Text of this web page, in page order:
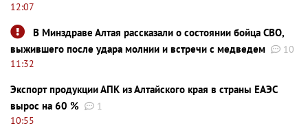
12:07
В Минздраве Алтая рассказали о состоянии бойца СВО,
выжившего после удара молнии и встречи с медведем
10
11:32
Экспорт продукции АПК из Алтайского края в страны ЕАЭС
вырос на 60 %
1
10:55